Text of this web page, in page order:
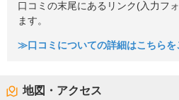
口コミの末尾にあるリンク(入力フ
ます。
≫口コミについての詳細はこちらを
地図・アクセス